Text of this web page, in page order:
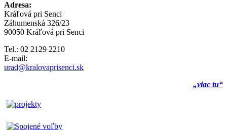
Adresa:
Kráľová pri Senci
Záhumenská 326/23
90050 Kráľová pri Senci
Tel.: 02 2129 2210
E-mail:
urad@kralovaprisenci.sk
„viac tu“